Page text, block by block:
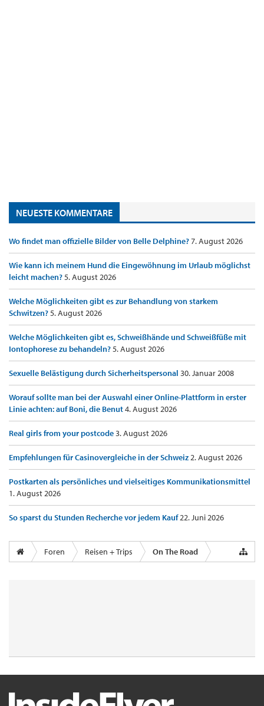
NEUESTE KOMMENTARE
Wo findet man offizielle Bilder von Belle Delphine?7. August 2026
Wie kann ich meinem Hund die Eingewöhnung im Urlaub möglichst
leicht machen?5. August 2026
Welche Möglichkeiten gibt es zur Behandlung von starkem
Schwitzen?5. August 2026
Welche Möglichkeiten gibt es, Schweißhände und Schweißfüße mit
Iontophorese zu behandeln?5. August 2026
Sexuelle Belästigung durch Sicherheitspersonal 30. Januar 2008
Worauf sollte man bei der Auswahl einer Online-Plattform in erster
Linie achten: auf Boni, die Benut4. August 2026
Real girls from your postcode3. August 2026
Empfehlungen für Casinovergleiche in der Schweiz2. August 2026
Postkarten als persönliches und vielseitiges Kommunikationsmittel
1. August 2026
So sparst du Stunden Recherche vor jedem Kauf22. Juni 2026
Foren Reisen + Trips On The Road